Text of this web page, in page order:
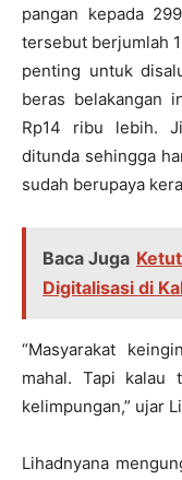
pangan kepada
tersebut berjumlah
penting untuk
beras belakangan
Rp14 ribu lebih.
ditunda sehingga
sudah berupaya
Baca Juga
Digitalisasi di
“Masyarakat
mahal. Tapi kalau
kelimpungan,” ujar
Lihadnyana